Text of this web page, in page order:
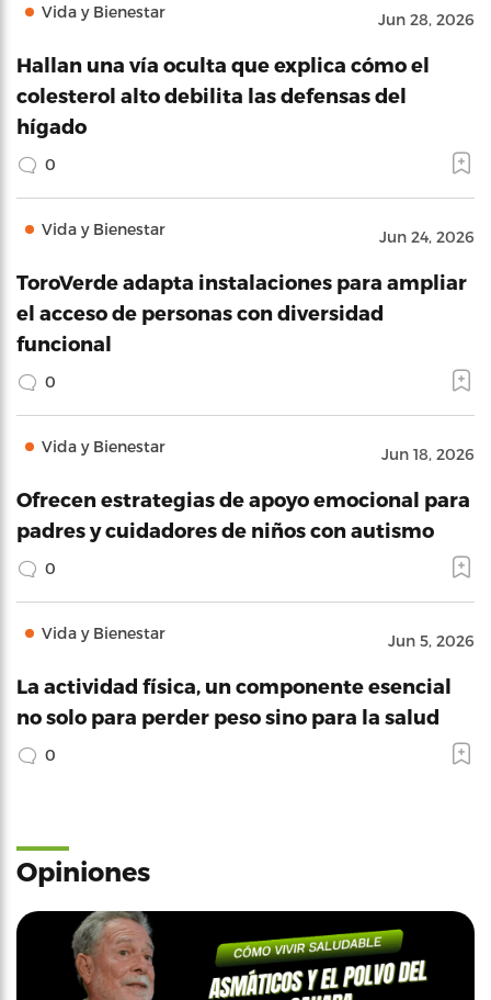
Vida y Bienestar Jun 28, 2026
Hallan una vía oculta que explica cómo el
colesterol alto debilita las defensas del
hígado
0
Vida y Bienestar Jun 24, 2026
ToroVerde adapta instalaciones para ampliar
el acceso de personas con diversidad
funcional
0
Vida y Bienestar Jun 18, 2026
Ofrecen estrategias de apoyo emocional para
padres y cuidadores de niños con autismo
0
Vida y Bienestar Jun 5, 2026
La actividad física, un componente esencial
no solo para perder peso sino para la salud
0
Opiniones